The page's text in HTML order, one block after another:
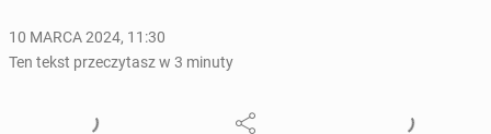
10 MARCA 2024, 11:30
Ten tekst przeczytasz w 3 minuty